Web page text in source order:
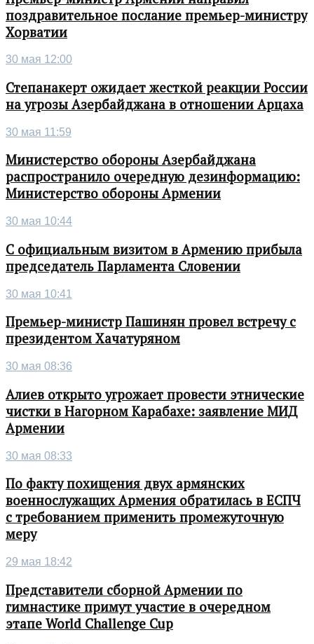
поздравительное послание премьер-министру
Хорватии
30 мая 12:00
Степанакерт ожидает жесткой реакции России
на угрозы Азербайджана в отношении Арцаха
30 мая 11:59
Министерство обороны Азербайджана
распространило очередную дезинформацию:
Министерство обороны Армении
30 мая 10:44
С официальным визитом в Армению прибыла
председатель Парламента Словении
30 мая 10:41
Премьер-министр Пашинян провел встречу с
президентом Хачатуряном
30 мая 08:36
Алиев открыто угрожает провести этнические
чистки в Нагорном Карабахе: заявление МИД
Армении
30 мая 08:33
По факту похищения двух армянских
военнослужащих Армения обратилась в ЕСПЧ
с требованием применить промежуточную
меру
29 мая 18:42
Представители сборной Армении по
гимнастике примут участие в очередном
этапе World Challenge Cup